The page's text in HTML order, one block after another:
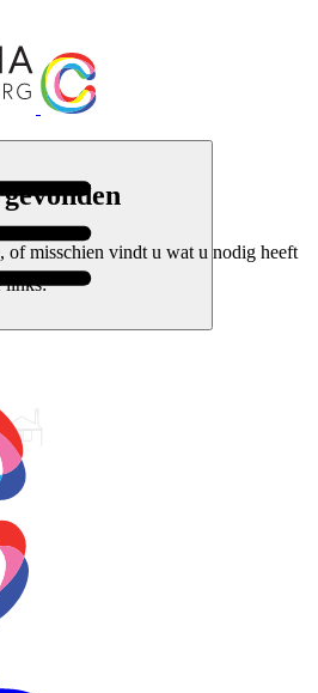
, of misschien vindt u wat u nodig heeft
links: